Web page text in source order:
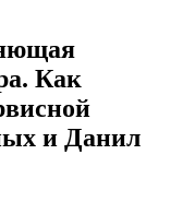
Как
и Данил